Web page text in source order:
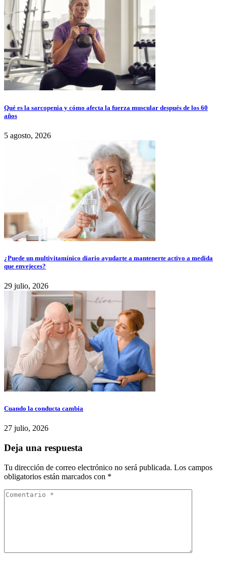
Qué es la sarcopenia y cómo afecta la fuerza muscular después de los 60
años
5 agosto, 2026
¿Puede un multivitamínico diario ayudarte a mantenerte activo a medida
que envejeces?
29 julio, 2026
Cuando la conducta cambia
27 julio, 2026
Deja una respuesta
Tu dirección de correo electrónico no será publicada. Los campos
obligatorios están marcados con *